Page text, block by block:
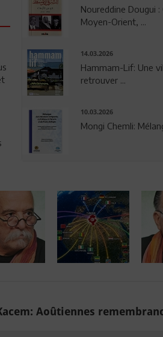
Noureddine Dougui
Moyen-Orient, ...
14.03.2026
Hammam-Lif: Une
retrouver ...
10.03.2026
Mongi Chemli:
Aoûtiennes